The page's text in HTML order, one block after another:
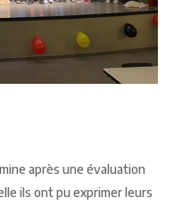
après une évaluation
ils ont pu exprimer leurs